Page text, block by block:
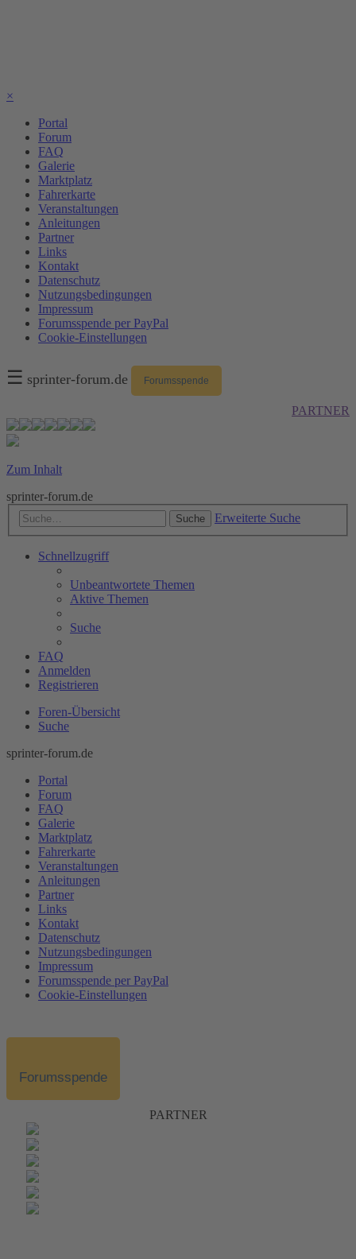
×
Portal
Forum
FAQ
Galerie
Marktplatz
Fahrerkarte
Veranstaltungen
Anleitungen
Partner
Links
Kontakt
Datenschutz
Nutzungsbedingungen
Impressum
Forumsspende per PayPal
Cookie-Einstellungen
☰ sprinter-forum.de Forumsspende
PARTNER
Zum Inhalt
sprinter-forum.de
Suche Erweiterte Suche
Schnellzugriff
Unbeantwortete Themen
Aktive Themen
Suche
FAQ
Anmelden
Registrieren
Foren-Übersicht
Suche
sprinter-forum.de
Portal
Forum
FAQ
Galerie
Marktplatz
Fahrerkarte
Veranstaltungen
Anleitungen
Partner
Links
Kontakt
Datenschutz
Nutzungsbedingungen
Impressum
Forumsspende per PayPal
Cookie-Einstellungen
Forumsspende
PARTNER